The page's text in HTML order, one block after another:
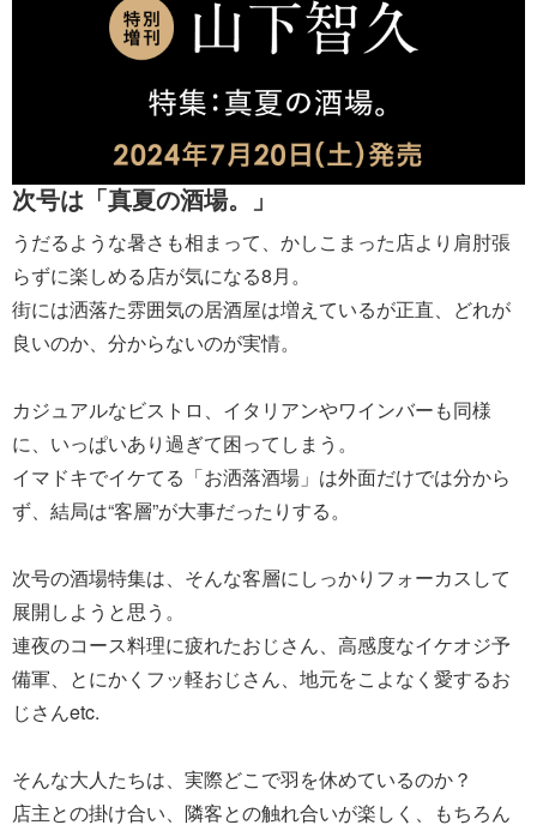
次号は「真夏の酒場。」
うだるような暑さも相まって、かしこまった店より肩肘張
らずに楽しめる店が気になる8月。
街には洒落た雰囲気の居酒屋は増えているが正直、どれが
良いのか、分からないのが実情。
カジュアルなビストロ、イタリアンやワインバーも同様
に、いっぱいあり過ぎて困ってしまう。
イマドキでイケてる「お洒落酒場」は外面だけでは分から
ず、結局は“客層”が大事だったりする。
次号の酒場特集は、そんな客層にしっかりフォーカスして
展開しようと思う。
連夜のコース料理に疲れたおじさん、高感度なイケオジ予
備軍、とにかくフッ軽おじさん、地元をこよなく愛するお
じさんetc.
そんな大人たちは、実際どこで羽を休めているのか？
店主との掛け合い、隣客との触れ合いが楽しく、もちろん